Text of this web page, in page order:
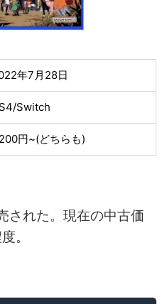
年7月28日
Switch
円~(どちらも)
された。現在の中古価
。